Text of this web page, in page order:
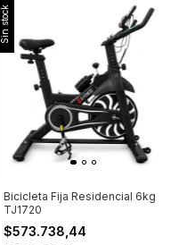
Sin stock
Bicicleta Fija Residencial 6kg
TJ1720
$573.738,44